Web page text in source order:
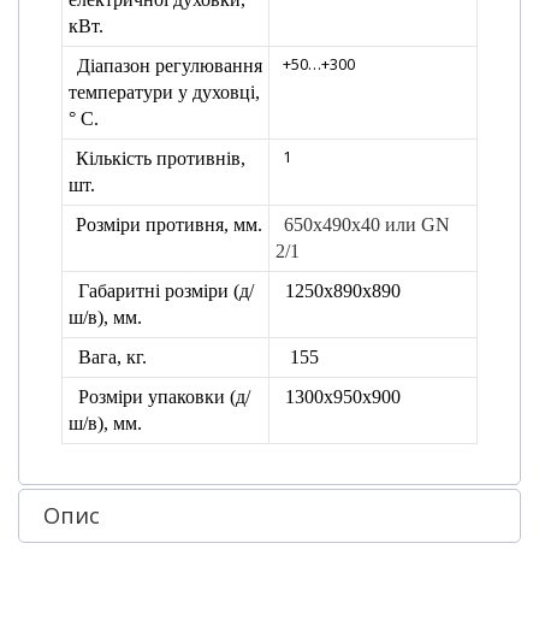
кВт.
Діапазон регулювання
температури у духовці,
° С.
+50…+300
Кількість противнів,
шт.
1
Розміри противня, мм.
650х490х40 или GN
2/1
Габаритні розміри (д/
ш/в), мм.
1250х890х890
Вага, кг.
155
Розміри упаковки (д/
ш/в), мм.
1300х950х900
Опис